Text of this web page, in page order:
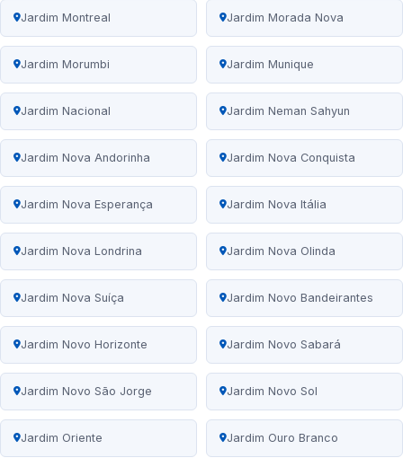
Jardim Montreal Jardim Morada Nova
Jardim Morumbi Jardim Munique
Jardim Nacional Jardim Neman Sahyun
Jardim Nova Andorinha Jardim Nova Conquista
Jardim Nova Esperança Jardim Nova Itália
Jardim Nova Londrina Jardim Nova Olinda
Jardim Nova Suíça Jardim Novo Bandeirantes
Jardim Novo Horizonte Jardim Novo Sabará
Jardim Novo São Jorge Jardim Novo Sol
Jardim Oriente Jardim Ouro Branco